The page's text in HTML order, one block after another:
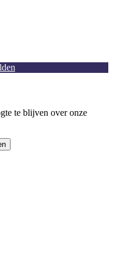
te blijven over onze